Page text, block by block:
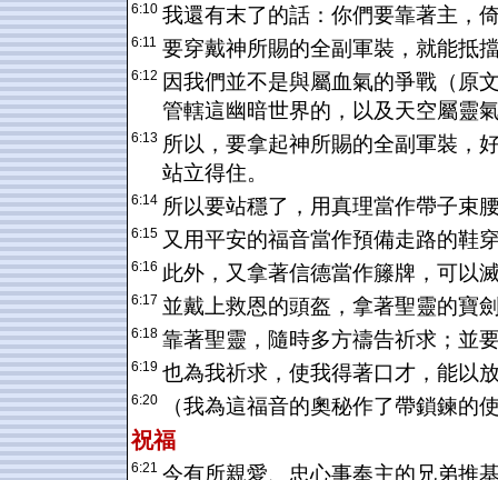
6:10 我還有末了的話：你們要靠著主，
6:11 要穿戴神所賜的全副軍裝，就能抵
6:12 因我們並不是與屬血氣的爭戰（原
管轄這幽暗世界的，以及天空屬靈
6:13 所以，要拿起神所賜的全副軍裝，
站立得住。
6:14 所以要站穩了，用真理當作帶子束
6:15 又用平安的福音當作預備走路的鞋
6:16 此外，又拿著信德當作籐牌，可以
6:17 並戴上救恩的頭盔，拿著聖靈的寶
6:18 靠著聖靈，隨時多方禱告祈求；並
6:19 也為我祈求，使我得著口才，能以
6:20 （我為這福音的奧秘作了帶鎖鍊的
祝福
6:21 今有所親愛、忠心事奉主的兄弟推